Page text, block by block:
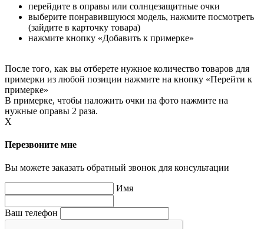
перейдите в оправы или солнцезащитные очки
выберите понравившуюся модель, нажмите посмотреть
(зайдите в карточку товара)
нажмите кнопку «Добавить к примерке»
После того, как вы отберете нужное количество товаров для
примерки из любой позиции нажмите на кнопку «Перейти к
примерке»
В примерке, чтобы наложить очки на фото нажмите на
нужные оправы 2 раза.
X
Перезвоните мне
Вы можете заказать обратный звонок для консультации
Имя
Ваш телефон